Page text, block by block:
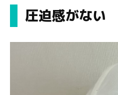
圧迫感がない